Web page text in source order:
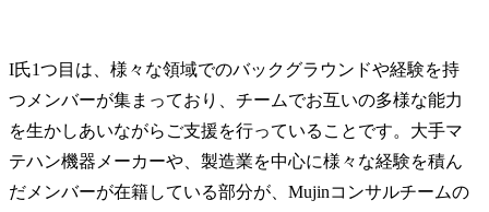
I氏1つ目は、様々な領域でのバックグラウンドや経験を持
つメンバーが集まっており、チームでお互いの多様な能力
を生かしあいながらご支援を行っていることです。大手マ
テハン機器メーカーや、製造業を中心に様々な経験を積ん
だメンバーが在籍している部分が、Mujinコンサルチームの